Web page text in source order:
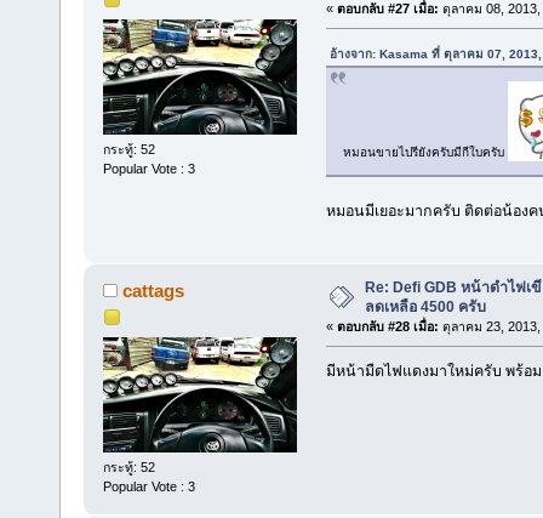
กระทู้: 52
Popular Vote : 3
« ตอบกลับ #27 เมื่อ: ตุลาคม 08, 2013,
อ้างจาก: Kasama ที่ ตุลาคม 07,
หมอนขายไปรียังครับมีกีใบครับ
หมอนมีเยอะมากครับ ติดต่อน้องค
cattags
กระทู้: 52
Popular Vote : 3
Re: Defi GDB หน้าดำไฟเ
ลดเหลือ 4500 ครับ
« ตอบกลับ #28 เมื่อ: ตุลาคม 23, 2013,
มีหน้ามืดไฟแดงมาใหม่ครับ พร้อม